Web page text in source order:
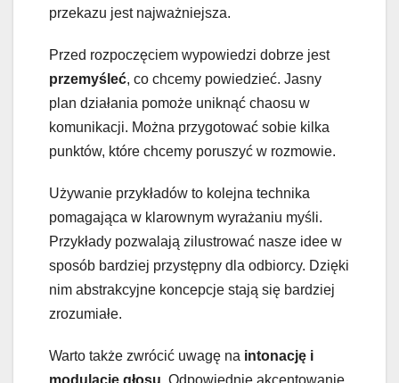
przekazu jest najważniejsza.
Przed rozpoczęciem wypowiedzi dobrze jest
przemyśleć, co chcemy powiedzieć. Jasny
plan działania pomoże uniknąć chaosu w
komunikacji. Można przygotować sobie kilka
punktów, które chcemy poruszyć w rozmowie.
Używanie przykładów to kolejna technika
pomagająca w klarownym wyrażaniu myśli.
Przykłady pozwalają zilustrować nasze idee w
sposób bardziej przystępny dla odbiorcy. Dzięki
nim abstrakcyjne koncepcje stają się bardziej
zrozumiałe.
Warto także zwrócić uwagę na intonację i
modulację głosu . Odpowiednie akcentowanie